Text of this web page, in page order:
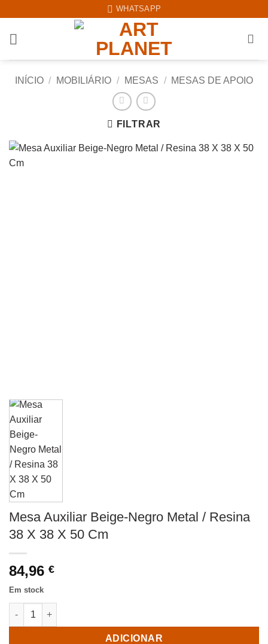
content
WHATSAPP
INÍCIO / MOBILIÁRIO / MESAS / MESAS DE APOIO
FILTRAR
Mesa Auxiliar Beige-Negro Metal / Resina
38 X 38 X 50 Cm
84,96 €
Em stock
Quantidade de Mesa Auxiliar Beige-Negro Metal / Resina 38 X
ADICIONAR